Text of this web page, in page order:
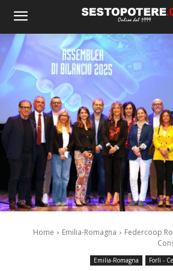
Home Emilia-Romagna
Federcoop
Emilia-Romagna Forlì -